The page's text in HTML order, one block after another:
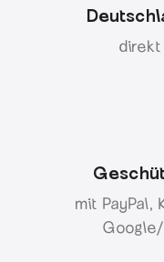
direkt
mit PayPal,